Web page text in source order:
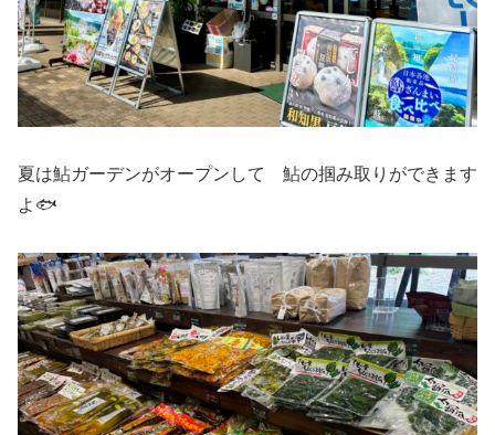
夏は鮎ガーデンがオープンして 鮎の掴み取りができます
よ🐟